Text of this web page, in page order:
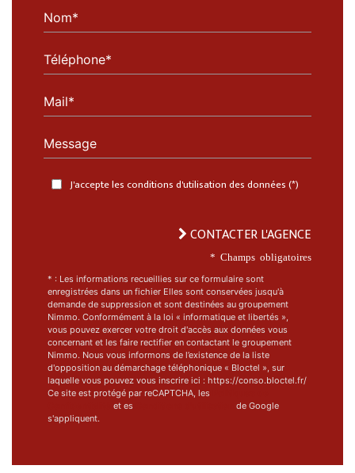
Nom*
Téléphone*
Mail*
Message
J'accepte les conditions d'utilisation des données (*)
CONTACTER L'AGENCE
* Champs obligatoires
* : Les informations recueillies sur ce formulaire sont
enregistrées dans un fichier Elles sont conservées jusqu'à
demande de suppression et sont destinées au groupement
Nimmo. Conformément à la loi « informatique et libertés »,
vous pouvez exercer votre droit d'accès aux données vous
concernant et les faire rectifier en contactant le groupement
Nimmo. Nous vous informons de l’existence de la liste
d'opposition au démarchage téléphonique « Bloctel », sur
laquelle vous pouvez vous inscrire ici : https://conso.bloctel.fr/
Ce site est protégé par reCAPTCHA, les
et es
de Google
s'appliquent.